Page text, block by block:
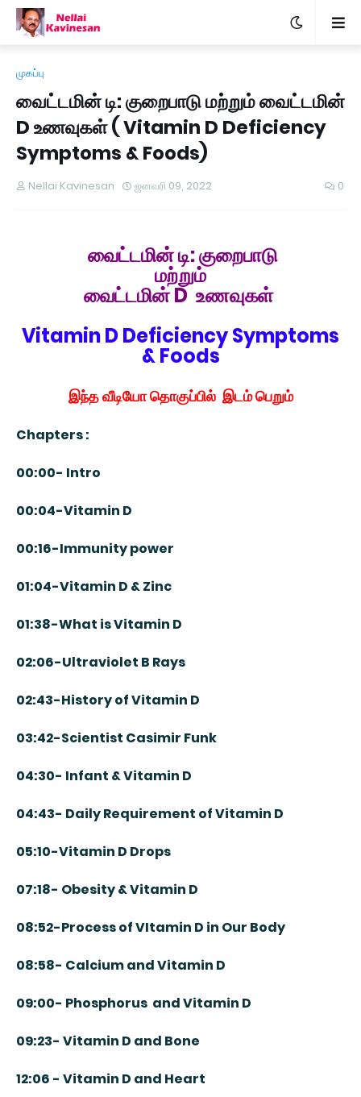
முகப்பு
வைட்டமின் டி: குறைபாடு மற்றும் வைட்டமின்
D உணவுகள் ( Vitamin D Deficiency
Symptoms & Foods)
Nellai Kavinesan ஜனவரி 09, 2022 0
வைட்டமின் டி: குறைபாடு
மற்றும்
வைட்டமின் D உணவுகள்
Vitamin D Deficiency Symptoms
& Foods
இந்த வீடியோ தொகுப்பில் இடம் பெறும்
Chapters :
00:00- Intro
00:04-Vitamin D
00:16-Immunity power
01:04-Vitamin D & Zinc
01:38-What is Vitamin D
02:06-Ultraviolet B Rays
02:43-History of Vitamin D
03:42-Scientist Casimir Funk
04:30- Infant & Vitamin D
04:43- Daily Requirement of Vitamin D
05:10-Vitamin D Drops
07:18- Obesity & Vitamin D
08:52-Process of VItamin D in Our Body
08:58- Calcium and Vitamin D
09:00- Phosphorus and Vitamin D
09:23- Vitamin D and Bone
12:06 - Vitamin D and Heart